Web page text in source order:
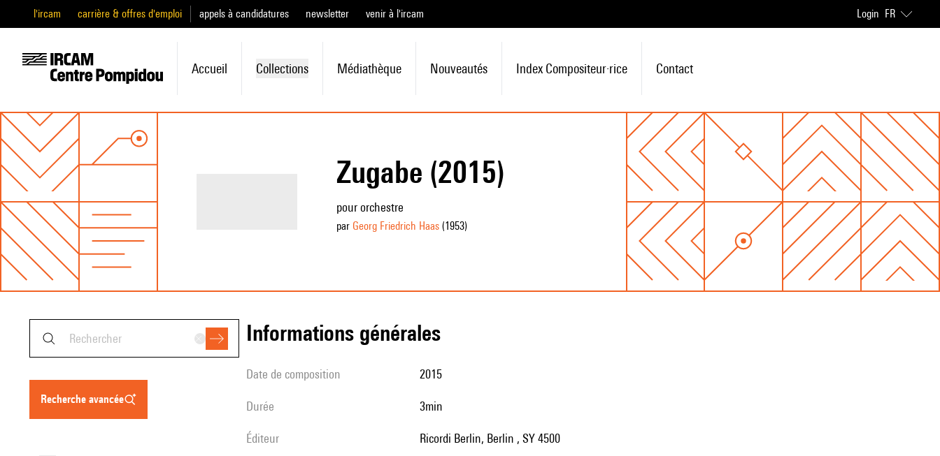
l'ircam carrière & offres d'emploi appels à candidatures newsletter venir à l'ircam Login FR
Accueil Collections Médiathèque Nouveautés Index Compositeur·rice Contact
Zugabe (2015)
pour orchestre
par Georg Friedrich Haas(1953)
recherche avancée
informations générales
date de composition 2015
durée 3min
éditeur Ricordi Berlin, Berlin , SY 4500